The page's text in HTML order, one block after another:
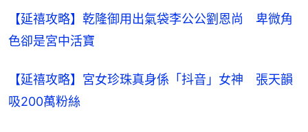
【延禧攻略】乾隆御用出氣袋李公公劉恩尚　卑微角
色卻是宮中活寶​
【延禧攻略】宮女珍珠真身係「抖音」女神　張天韻
吸200萬粉絲​